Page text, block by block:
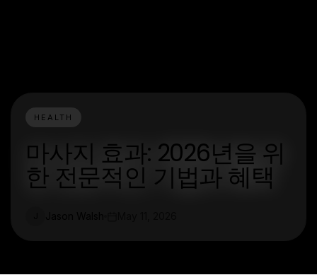
HEALTH
마사지 효과: 2026년을 위
한 전문적인 기법과 혜택